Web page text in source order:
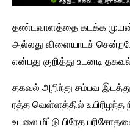
தண்டவாளத்தை கடக்க முயன்ற
அல்லது விளையாடச்
என்பது குறித்து உடனடி
தகவல் அறிந்து சம்பவ
ரத்த வெள்ளத்தில் உயிரிழந்த
உடலை மீட்டு பிரேத